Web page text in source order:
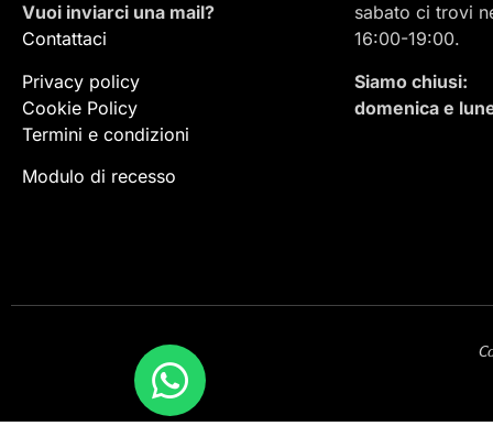
Vuoi inviarci una mail?
Contattaci
Privacy policy
Cookie Policy
Termini e condizioni
Modulo di recesso
sabato ci trovi
16:00-19:00.
Siamo chiusi:
domenica e